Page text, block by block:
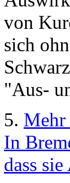
von
sich
"Aus-
5. Mehr
In
dass